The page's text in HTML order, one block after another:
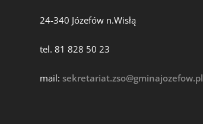
24-340 Józefów n.Wisłą
tel. 81 828 50 23
mail:sekretariat.zso@gminajozefow.pl